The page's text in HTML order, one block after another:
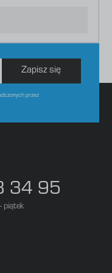
Zapisz się
przez
34 95
piątek